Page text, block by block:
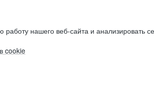
нашего веб-сайта и анализировать
cookie